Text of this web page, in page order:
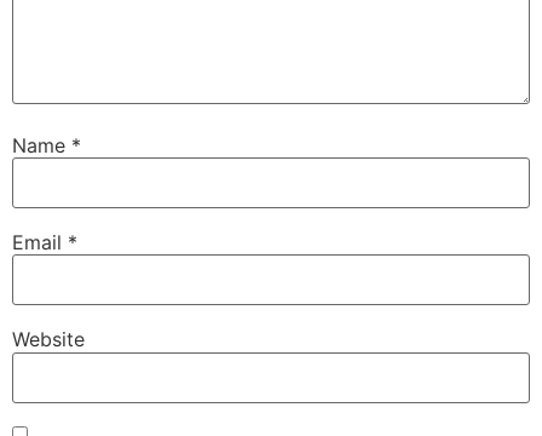
Name *
Email *
Website